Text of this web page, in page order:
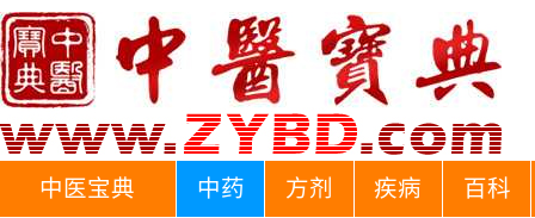
中医宝典 中药 方剂 疾病 百科